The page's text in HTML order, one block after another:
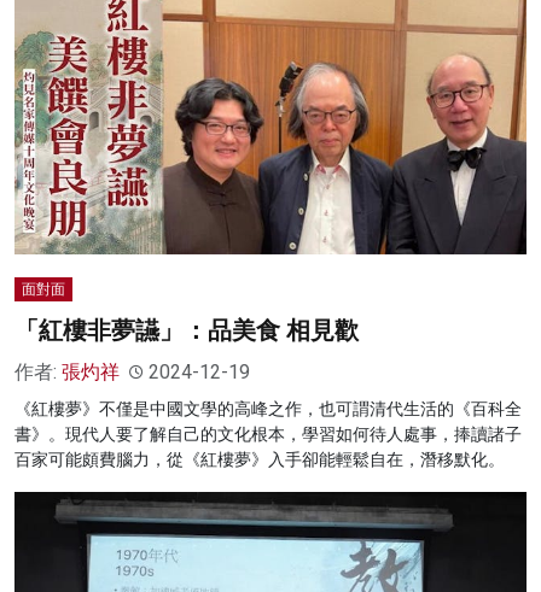
面對面
「紅樓非夢讌」：品美食 相見歡
作者: 張灼祥 2024-12-19
《紅樓夢》不僅是中國文學的高峰之作，也可謂清代生活的《百科全
書》。現代人要了解自己的文化根本，學習如何待人處事，捧讀諸子
百家可能頗費腦力，從《紅樓夢》入手卻能輕鬆自在，潛移默化。